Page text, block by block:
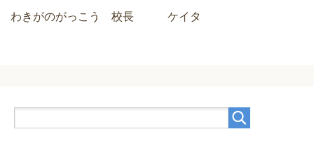
わきがのがっこう 校長 ケイタ